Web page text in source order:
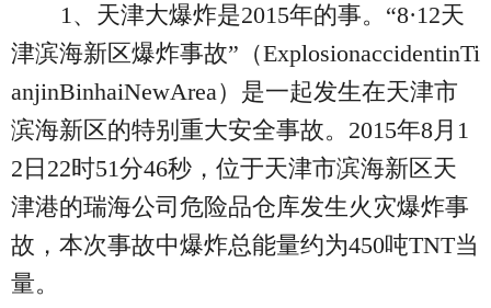
1、天津大爆炸是2015年的事。“8·12天
津滨海新区爆炸事故”（ExplosionaccidentinTi
anjinBinhaiNewArea）是一起发生在天津市
滨海新区的特别重大安全事故。2015年8月1
2日22时51分46秒，位于天津市滨海新区天
津港的瑞海公司危险品仓库发生火灾爆炸事
故，本次事故中爆炸总能量约为450吨TNT当
量。